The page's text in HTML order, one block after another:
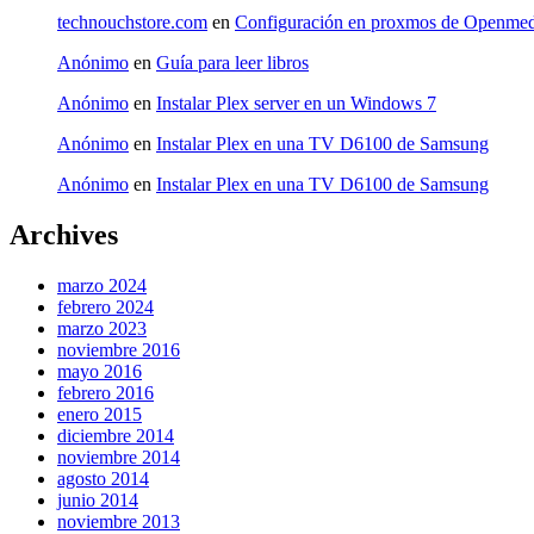
technouchstore.com en Configuración en proxmos de
Anónimo en Guía para leer libros
Anónimo en Instalar Plex server en un Windows 7
Anónimo en Instalar Plex en una TV D6100 de Samsung
Anónimo en Instalar Plex en una TV D6100 de Samsung
Archives
marzo 2024
febrero 2024
marzo 2023
noviembre 2016
mayo 2016
febrero 2016
enero 2015
diciembre 2014
noviembre 2014
agosto 2014
junio 2014
noviembre 2013